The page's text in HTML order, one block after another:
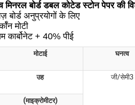
मिनरल बोर्ड डबल कोटेड स्टोन पेपर की
बोर्ड अनुप्रयोगों के लिए
मोटी
कार्बोनेट + 40% पीई
मोटाई घनत्व
उह जी/सेमी3
(माइक्रोमीटर)